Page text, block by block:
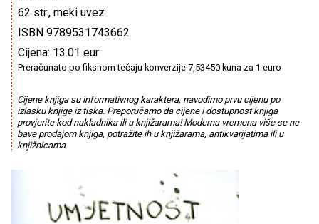
62 str., meki uvez
ISBN 9789531743662
Cijena: 13.01 eur
Preračunato po fiksnom tečaju konverzije 7,53450 kuna za 1 euro
Cijene knjiga su informativnog karaktera, navodimo prvu cijenu po
izlasku knjige iz tiska. Preporučamo da cijene i dostupnost knjiga
provjerite kod nakladnika ili u knjižarama! Moderna vremena više se ne
bave prodajom knjiga, potražite ih u knjižarama, antikvarijatima ili u
knjižnicama.